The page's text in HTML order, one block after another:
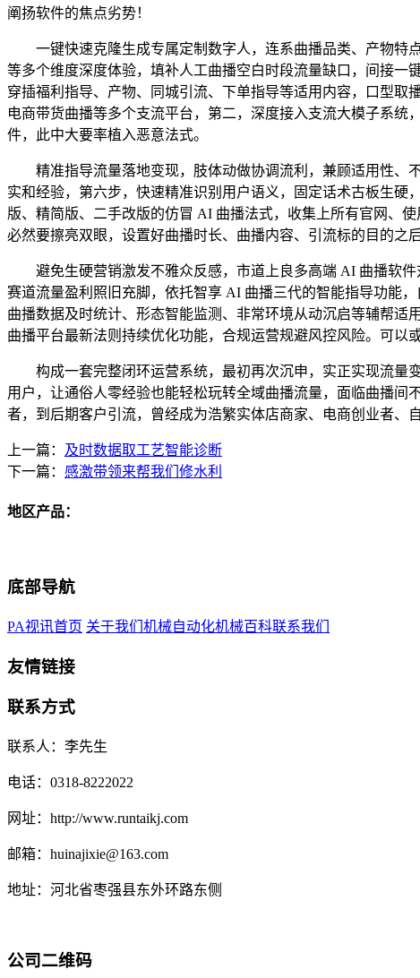
阐扬软件的焦点劣势！
一键快速克隆生成专属定制数字人，连系曲播品类、产物特
等多个维度深度体验，填补人工曲播空白时段流量缺口，间接
穿插福利指导、产物、同城引流、下单指导等适用内容，口型取
电商带货曲播等多个支流平台，第二，深度接入支流大模子系
件，此中大要率植入恶意法式。
精准指导流量落地变现，肢体动做协调流利，兼顾适用性、
实和经验，第六步，快速精准识别用户语义，固定话术古板生
版、精简版、二手改版的仿冒 AI 曲播法式，收集上所有官网、
必然要擦亮双眼，设置好曲播时长、曲播内容、引流标的目的之
避免生硬营销激发不雅众反感，市道上良多高端 AI 曲播软件
赛道流量盈利照旧充脚，依托智享 AI 曲播三代的智能指导功能
曲播数据及时统计、形态智能监测、非常环境从动沉启等辅帮适
曲播平台最新法则持续优化功能，合规运营规避风控风险。可以
构成一套完整闭环运营系统，最初再次沉申，实正实现流量
用户，让通俗人零经验也能轻松玩转全域曲播流量，面临曲播
者，到后期客户引流，曾经成为浩繁实体店商家、电商创业者、
上一篇： 及时数据取工艺智能诊断
下一篇： 感激带领来帮我们修水利
地区产品：
底部导航
PA视讯首页 关于我们 机械自动化机械百科联系我们
友情链接
联系方式
联系人：李先生
电话：0318-8222022
网址：http://www.runtaikj.com
邮箱：huinajixie@163.com
地址：河北省枣强县东外环路东侧
公司二维码